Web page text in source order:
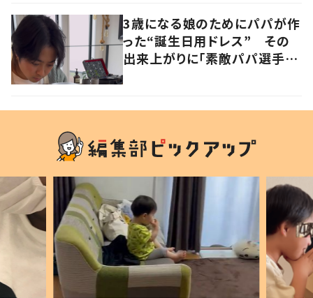
3歳になる娘のためにパパが作
った“誕生日用ドレス” その
出来上がりに「素敵パパ選手権